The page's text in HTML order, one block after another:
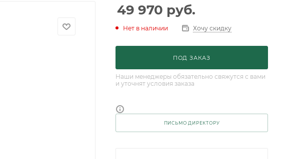
49 970 руб.
Нет в наличии Хочу скидку
ПОД ЗАКАЗ
Наши менеджеры обязательно свяжутся с вами
и уточнят условия заказа
ПИСЬМО ДИРЕКТОРУ